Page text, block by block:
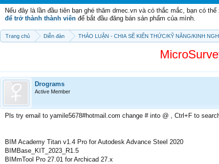
Nếu đây là lần đầu tiên bạn ghé thăm dmec.vn và có thắc mắc, bạn có
để trở thành thành viên để bắt đầu đăng bán sản phẩm của mình.
Trang chủ Diễn đàn THẢO LUẬN - CHIA SẼ KIẾN THỨC/KỸ NĂNG/KINH
Drograms
Active Member
Pls try email to yamile5678#hotmail.com change # into @ , Ctrl+F to
BIM Academy Titan v1.4 Pro for Autodesk Advance Steel 2020
BIMBase_KIT_2023_R1.5
BIMmTool Pro 27.01 for Archicad 27.x